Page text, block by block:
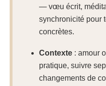
— vœu écrit,
synchronicité pour
concrètes.
Contexte : amour
pratique, suivre
changements de